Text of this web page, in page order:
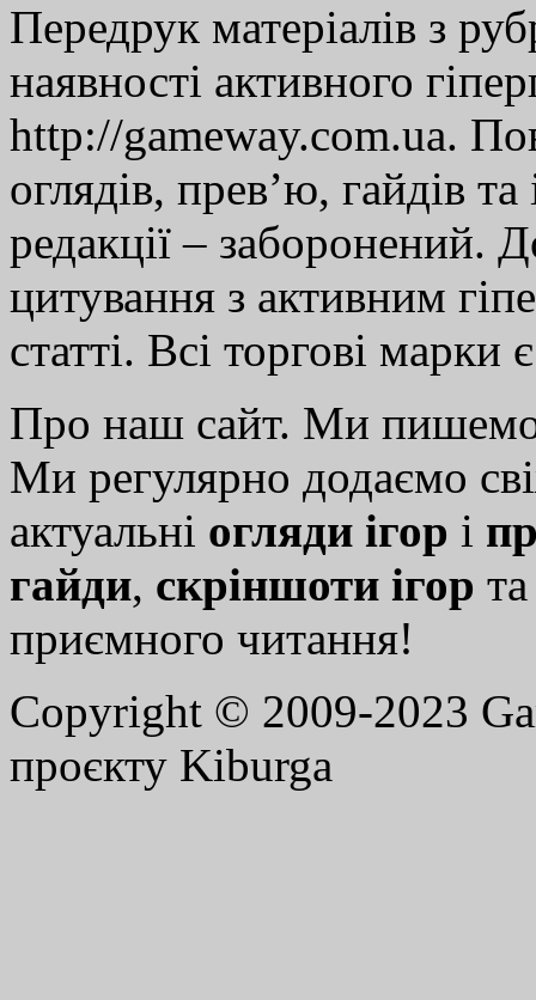
Передрук матеріалів з
наявності активного
http://gameway.com.ua.
оглядів, прев’ю, гайдів
редакції – заборонений.
цитування з активним
статті. Всі торгові марки
Про наш сайт. Ми
Ми регулярно додаємо
актуальні огляди ігор і
гайди, скріншоти ігор
приємного читання!
Copyright © 2009-2023
проєкту Kiburga